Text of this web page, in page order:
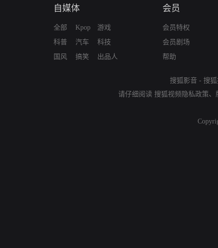
自媒体
全部
科普
国风
Kpop
汽车
搞笑
游戏
科技
出品人
会员
会员特权
会员剧场
帮助
搜狐影音 - 搜
请仔细阅读 搜狐视频隐私政策、